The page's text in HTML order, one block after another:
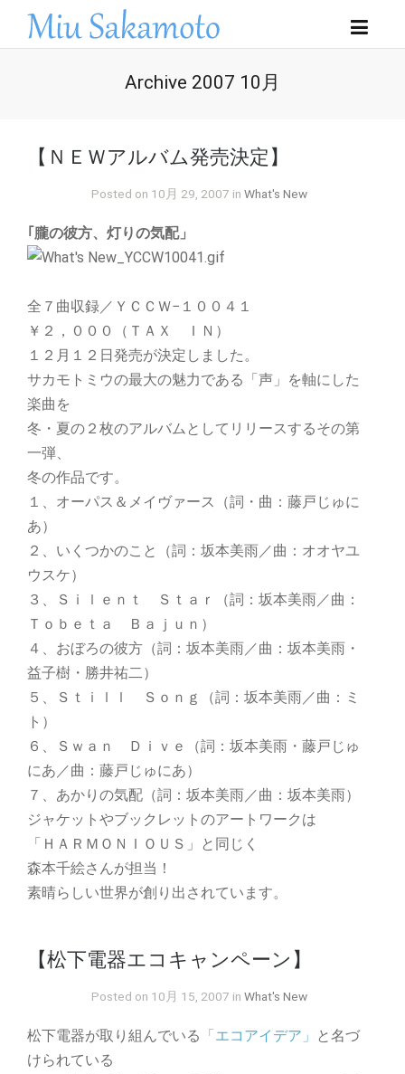
Archive 2007 10月
【ＮＥＷアルバム発売決定】
Posted on 10月 29, 2007 in What's New
｢朧の彼方、灯りの気配」
全７曲収録／ＹＣＣＷ−１００４１
￥２，０００（ＴＡＸ ＩＮ）
１２月１２日発売が決定しました。
サカモトミウの最大の魅力である「声」を軸にした
楽曲を
冬・夏の２枚のアルバムとしてリリースするその第
一弾、
冬の作品です。
１、オーパス＆メイヴァース（詞・曲：藤戸じゅに
あ）
２、いくつかのこと（詞：坂本美雨／曲：オオヤユ
ウスケ）
３、Ｓｉｌｅｎｔ Ｓｔａｒ（詞：坂本美雨／曲：
Ｔｏｂｅｔａ Ｂａｊｕｎ）
４、おぼろの彼方（詞：坂本美雨／曲：坂本美雨・
益子樹・勝井祐二）
５、Ｓｔｉｌｌ Ｓｏｎｇ（詞：坂本美雨／曲：ミ
ト）
６、Ｓｗａｎ Ｄｉｖｅ（詞：坂本美雨・藤戸じゅ
にあ／曲：藤戸じゅにあ）
７、あかりの気配（詞：坂本美雨／曲：坂本美雨）
ジャケットやブックレットのアートワークは
「ＨＡＲＭＯＮＩＯＵＳ」と同じく
森本千絵さんが担当！
素晴らしい世界が創り出されています。
【松下電器エコキャンペーン】
Posted on 10月 15, 2007 in What's New
松下電器が取り組んでいる 「エコアイデア」
と名づ
けられている